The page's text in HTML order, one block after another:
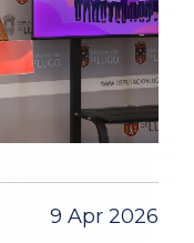
9 Apr 2026